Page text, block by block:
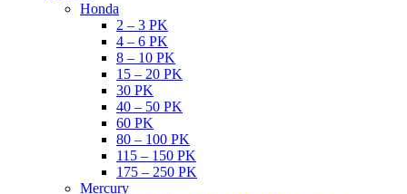
Honda
2 – 3 PK
4 – 6 PK
8 – 10 PK
15 – 20 PK
30 PK
40 – 50 PK
60 PK
80 – 100 PK
115 – 150 PK
175 – 250 PK
Mercury